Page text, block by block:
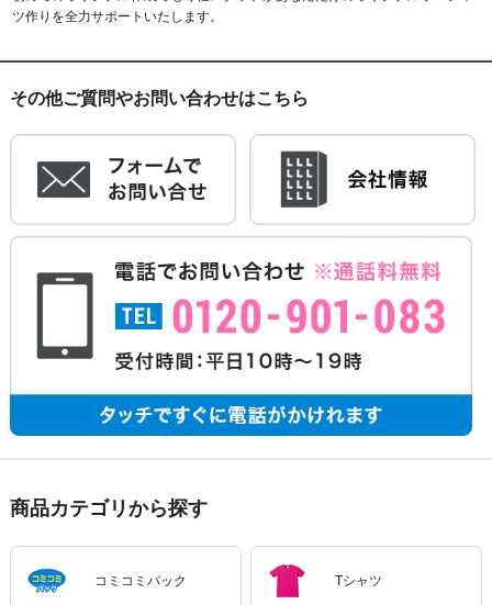
ツ作りを全力サポートいたします。
その他ご質問やお問い合わせはこちら
商品カテゴリから探す
コミコミパック Tシャツ